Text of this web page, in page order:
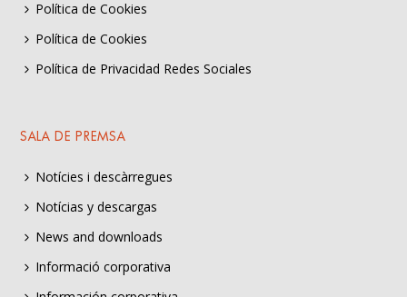
Política de Cookies
Política de Cookies
Política de Privacidad Redes Sociales
SALA DE PREMSA
Notícies i descàrregues
Notícias y descargas
News and downloads
Informació corporativa